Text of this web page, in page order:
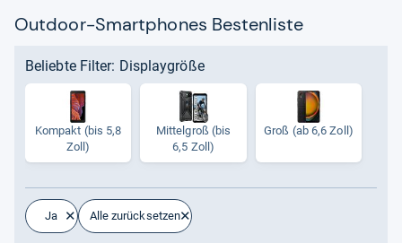
Outdoor-Smartphones Bestenliste
Beliebte Filter: Displaygröße
Kom­pakt (bis 5,8
Zoll)
Mit­tel­groß (bis
6,5 Zoll)
Groß (ab 6,6 Zoll)
Ja Alle zurücksetzen